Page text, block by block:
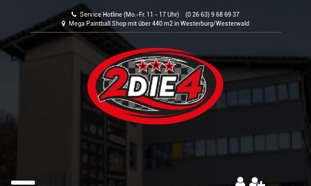
Service Hotline (Mo.-Fr. 11 - 17 Uhr) (0 26 63) 9 68 69 37
Mega Paintball Shop mit über 440 m2 in Westerburg/Westerwald